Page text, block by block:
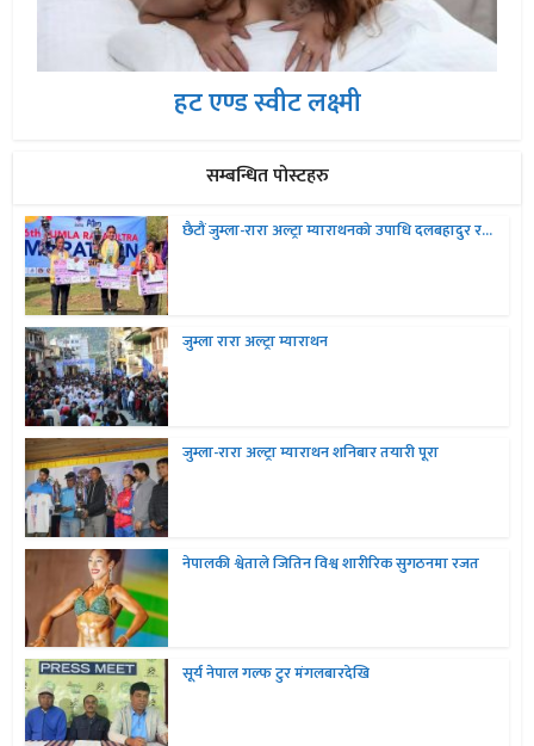
हट एण्ड स्वीट लक्ष्मी
सम्बन्धित पोस्टहरु
छैटौं जुम्ला-रारा अल्ट्रा म्याराथनको उपाधि दलबहादुर र...
जुम्ला रारा अल्ट्रा म्याराथन
जुम्ला-रारा अल्ट्रा म्याराथन शनिबार तयारी पूरा
नेपालकी श्वेताले जितिन विश्व शारीरिक सुगठनमा रजत
सूर्य नेपाल गल्फ टुर मंगलबारदेखि